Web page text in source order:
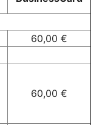
60,00 €
60,00 €